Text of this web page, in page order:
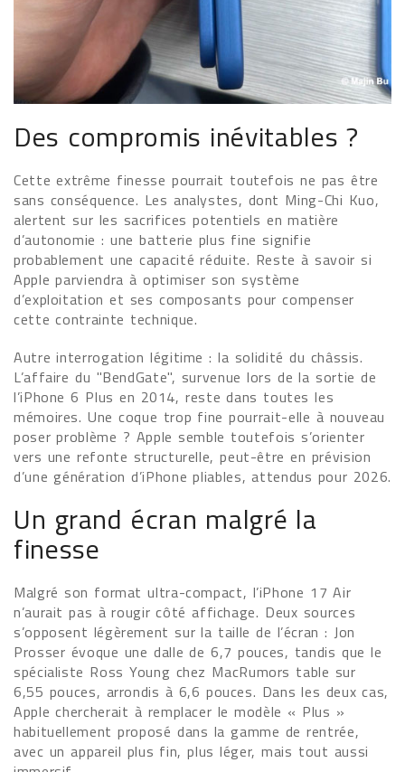
Des compromis inévitables ?
Cette extrême finesse pourrait toutefois ne pas être
sans conséquence. Les analystes, dont Ming-Chi Kuo,
alertent sur les sacrifices potentiels en matière
d’autonomie : une batterie plus fine signifie
probablement une capacité réduite. Reste à savoir si
Apple parviendra à optimiser son système
d’exploitation et ses composants pour compenser
cette contrainte technique.
Autre interrogation légitime : la solidité du châssis.
L’affaire du "BendGate", survenue lors de la sortie de
l’iPhone 6 Plus en 2014, reste dans toutes les
mémoires. Une coque trop fine pourrait-elle à nouveau
poser problème ? Apple semble toutefois s’orienter
vers une refonte structurelle, peut-être en prévision
d’une génération d’iPhone pliables, attendus pour 2026.
Un grand écran malgré la
finesse
Malgré son format ultra-compact, l’iPhone 17 Air
n’aurait pas à rougir côté affichage. Deux sources
s’opposent légèrement sur la taille de l’écran : Jon
Prosser évoque une dalle de 6,7 pouces, tandis que le
spécialiste Ross Young chez MacRumors table sur
6,55 pouces, arrondis à 6,6 pouces. Dans les deux cas,
Apple chercherait à remplacer le modèle « Plus »
habituellement proposé dans la gamme de rentrée,
avec un appareil plus fin, plus léger, mais tout aussi